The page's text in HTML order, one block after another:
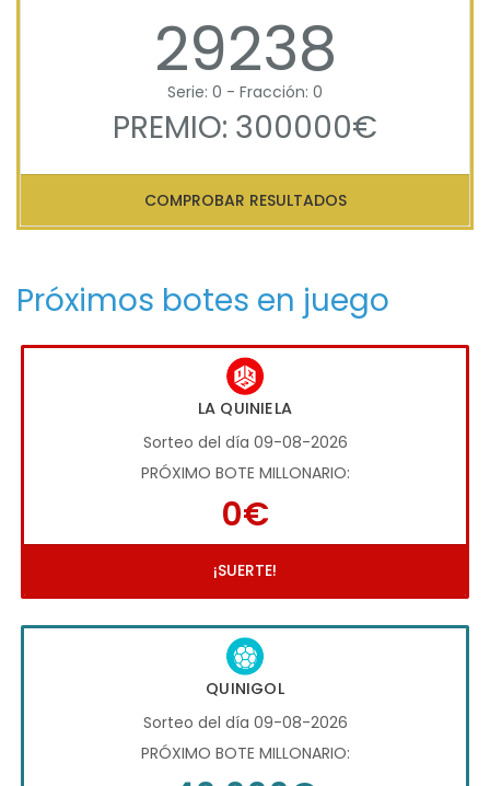
29238
Serie: 0 - Fracción: 0
PREMIO: 300000€
COMPROBAR RESULTADOS
Próximos botes en juego
LA QUINIELA
Sorteo del día 09-08-2026
PRÓXIMO BOTE MILLONARIO:
0€
¡SUERTE!
QUINIGOL
Sorteo del día 09-08-2026
PRÓXIMO BOTE MILLONARIO: